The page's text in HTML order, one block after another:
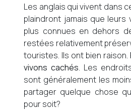
Les anglais qui vivent dans
plaindront jamais que leurs
plus connues en dehors
restées relativement
touristes. Ils ont bien raison.
vivons cachés. Les
sont généralement les
partager quelque chose
pour soit?